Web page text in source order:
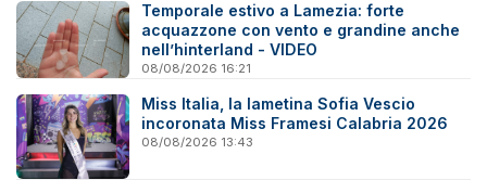
Temporale estivo a Lamezia: forte
acquazzone con vento e grandine anche
nell’hinterland - VIDEO
08/08/2026 16:21
Miss Italia, la lametina Sofia Vescio
incoronata Miss Framesi Calabria 2026
08/08/2026 13:43